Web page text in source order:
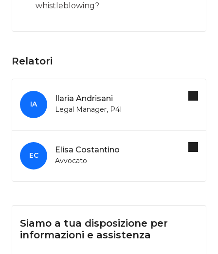
whistleblowing?
Relatori
IA
Ilaria Andrisani
Legal Manager, P4I
EC
Elisa Costantino
Avvocato
Siamo a tua disposizione per
informazioni e assistenza